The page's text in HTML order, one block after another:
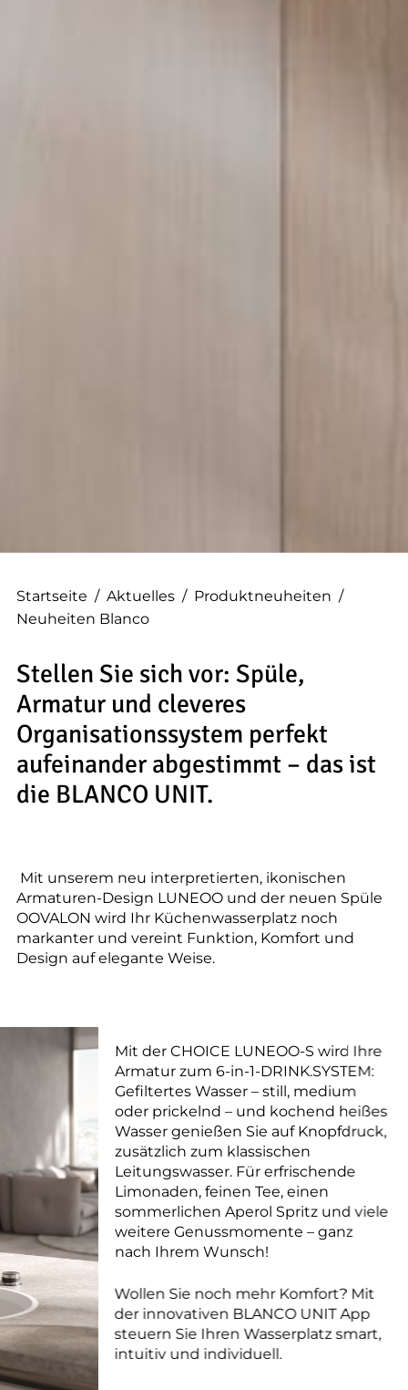
--
--
Startseite / Aktuelles / Produktneuheiten /
Neuheiten Blanco
Stellen Sie sich vor: Spüle,
Armatur und cleveres
Organisationssystem perfekt
aufeinander abgestimmt – das ist
die BLANCO UNIT.
Mit unserem neu interpretierten, ikonischen
Armaturen-Design LUNEOO und der neuen Spüle
OOVALON wird Ihr Küchenwasserplatz noch
markanter und vereint Funktion, Komfort und
Design auf elegante Weise.
Mit der CHOICE LUNEOO-S wird Ihre
Armatur zum 6-in-1-DRINK.SYSTEM:
Gefiltertes Wasser – still, medium
oder prickelnd – und kochend heißes
Wasser genießen Sie auf Knopfdruck,
zusätzlich zum klassischen
Leitungswasser. Für erfrischende
Limonaden, feinen Tee, einen
sommerlichen Aperol Spritz und viele
weitere Genussmomente – ganz
nach Ihrem Wunsch!
Wollen Sie noch mehr Komfort? Mit
der innovativen BLANCO UNIT App
steuern Sie Ihren Wasserplatz smart,
intuitiv und individuell.